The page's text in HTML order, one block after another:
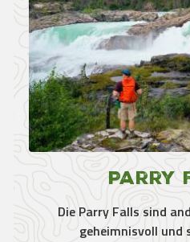
Parry
Die Parry Falls sind
geheimnisvoll und